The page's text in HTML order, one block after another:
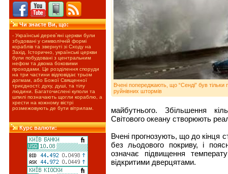
Чи знаєте Ви, що:
- Українські дерев`яні церкви були
збудовані у символічній формі
кораблів та звернуті зі Сходу на
Захід. Історично, українські церкви
були побудовані з центральним
нефом та двома боковими
проходами. Це розділення споруди
на три частини відповідає трьом
догмам, або Божої Священної
триєдності: духу, душі, та тілу
людини. Багаточислені куполи та
шпилі позначають щогли кораблю, а
хрести на кожному вістрі
розмежовують де бути вітрилам.
Курс валюти:
Вчені попереджають, що “Сенді” був тільки
руйнівних штормів
майбутнього. Збільшення
Світового океану створюють
Вчені прогнозують, що до кінця
без льодового покриву, і
означає підвищення
відкритими дверцятами.